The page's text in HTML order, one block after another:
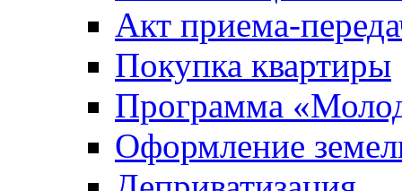
Акт приема-
Покупка квартиры
Программа
Оформление